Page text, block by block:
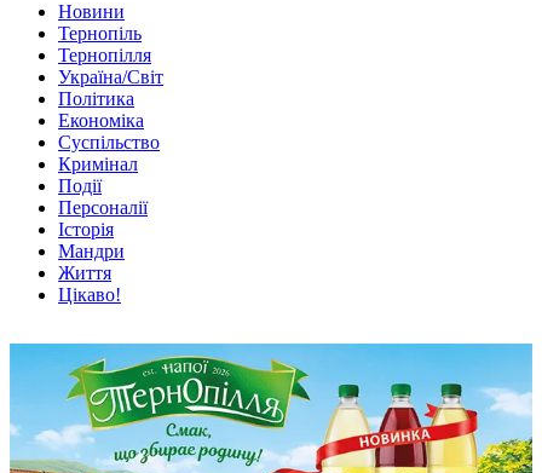
Новини
Тернопіль
Тернопілля
Україна/Світ
Політика
Економіка
Суспільство
Кримінал
Події
Персоналії
Історія
Мандри
Життя
Цікаво!